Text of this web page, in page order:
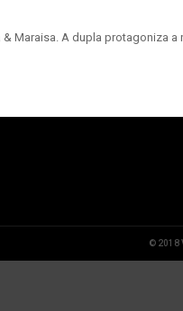
Maraisa. A dupla protagoniza
© 2018